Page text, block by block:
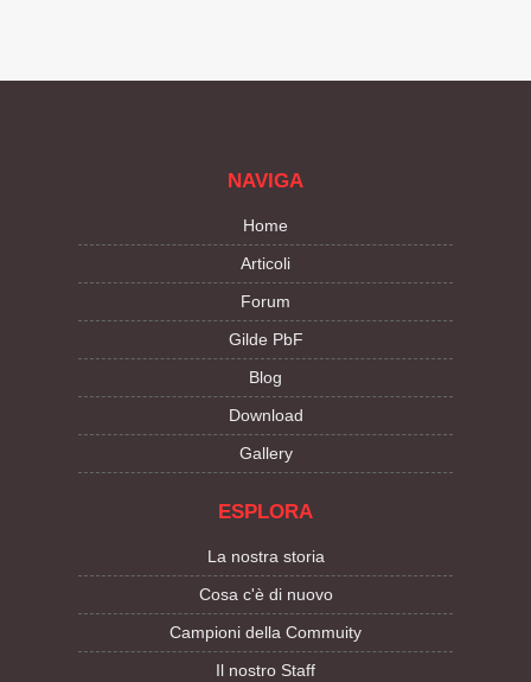
NAVIGA
Home
Articoli
Forum
Gilde PbF
Blog
Download
Gallery
ESPLORA
La nostra storia
Cosa c'è di nuovo
Campioni della Commuity
Il nostro Staff